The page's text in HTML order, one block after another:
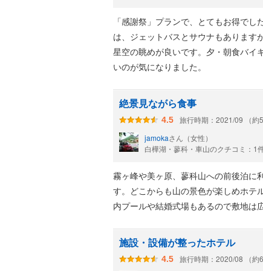
「感謝祭」プランで、とてもお得で
は、ジェットバスとサウナもあります
星空の眺めが良いです。夕・朝食バイ
いのが気になりました。
絶景見ながら食事
4.5
旅行時期：2021/09 （約5
jamokaさん（女性）
白樺湖・蓼科・車山のクチコミ：1
霧ヶ峰や美ヶ原、蓼科山への前後泊に
す。どこからも山の景色が楽しめホテ
内プールや結婚式場もあるので敷地は
施設・設備が整ったホテル
4.5
旅行時期：2020/08 （約6